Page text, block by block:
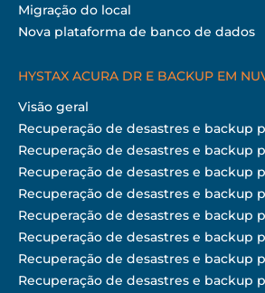
Migração do local
Nova plataforma de banco de dados
HYSTAX ACURA DR E BACKUP EM
Visão geral
Recuperação de desastres e backup
Recuperação de desastres e backup
Recuperação de desastres e backup
Recuperação de desastres e backup
Recuperação de desastres e backup
Recuperação de desastres e backup
Recuperação de desastres e backup
Recuperação de desastres e backup